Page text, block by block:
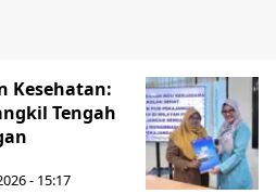
Kesehatan:
Tengah
- 15:17